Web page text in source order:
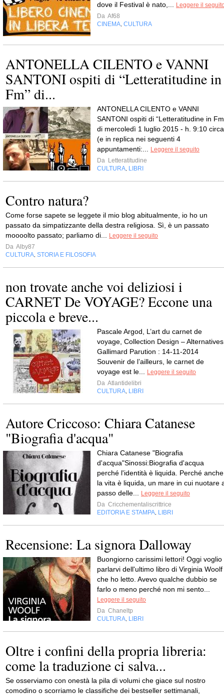
dove il Festival è nato,...
Leggere il
Da Af68
CINEMA CULTURA
ANTONELLA CILENTO e VANNI
SANTONI ospiti di “Letteratitudine in
Fm” di...
ANTONELLA CILENTO e VANNI
SANTONI ospiti di “Letteratitudine in
di mercoledì 1 luglio 2015 - h. 9:10 circa
(e in replica nei seguenti 4
appuntamenti:...
Leggere il seguito
Da Letteratitudine
CULTURA LIBRI
Contro natura?
Come forse sapete se leggete il mio blog abitualmente, io ho un
passato da simpatizzante della destra religiosa. Sì, è un passato
moooolto passato; parliamo di...
Leggere il seguito
Da Alby87
CULTURA STORIA E FILOSOFIA
non trovate anche voi deliziosi i
CARNET De VOYAGE? Eccone una
piccola e breve...
Pascale Argod, L’art du carnet de
voyage, Collection Design –
Gallimard Parution : 14-11-2014
Souvenir de l’ailleurs, le carnet de
voyage est le...
Leggere il seguito
Da Atlantidelibri
CULTURA LIBRI
Autore Criccoso: Chiara Catanese
"Biografia d'acqua"
Chiara Catanese "Biografia
d'acqua"Sinossi:Biografia d'acqua
perché l'identità è liquida. Perché anche
la vita è liquida, un mare in cui nuotare
passo delle...
Leggere il seguito
Da Cricchementaliscrittrice
EDITORIA E STAMPA LIBRI
Recensione: La signora Dalloway
Buongiorno carissimi lettori! Oggi voglio
parlarvi dell'ultimo libro di Virginia Woolf
che ho letto. Avevo qualche dubbio se
farlo o meno perché non mi sento...
Leggere il seguito
Da Chaneltp
CULTURA LIBRI
Oltre i confini della propria libreria:
come la traduzione ci salva...
Se osserviamo con onestà la pila di volumi che giace sul nostro
comodino o scorriamo le classifiche dei bestseller settimanali,